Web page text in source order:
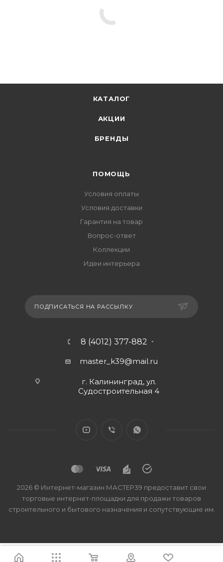
КАТАЛОГ
АКЦИИ
БРЕНДЫ
ПОМОЩЬ
Условия оплаты
Условия доставки
Гарантия на товар
Вопрос-ответ
Коллекции
Идеи интерьера
ПОДПИСАТЬСЯ НА РАССЫЛКУ
8 (4012) 377-882
master_k39@mail.ru
г. Калининград, ул.
Судостроительная 4
2026 © Интернет-магазин МАСТЕР39 предоставит свои
торговые интернет-площадки для продажи товаров
строительного и бытового назначения и сопутствующие им.